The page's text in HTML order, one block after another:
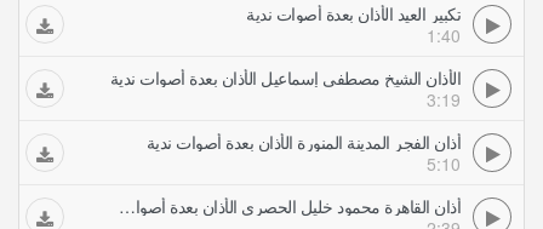
تكبير العيد الأذان بعدة أصوات ندية
1:40
الأذان الشيخ مصطفى إسماعيل الأذان بعدة أصوات ندية
3:19
أذان الفجر المدينة المنورة الأذان بعدة أصوات ندية
5:10
أذان القاهرة محمود خليل الحصري الأذان بعدة أصوات ندية